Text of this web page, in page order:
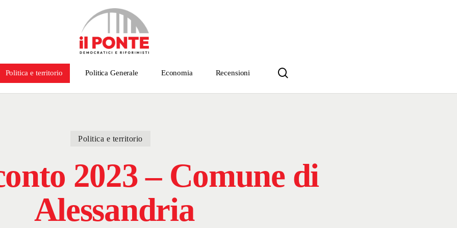
Politica e territorio Politica Generale Economia Recensioni
Politica e territorio
2023 – Comune di
Alessandria